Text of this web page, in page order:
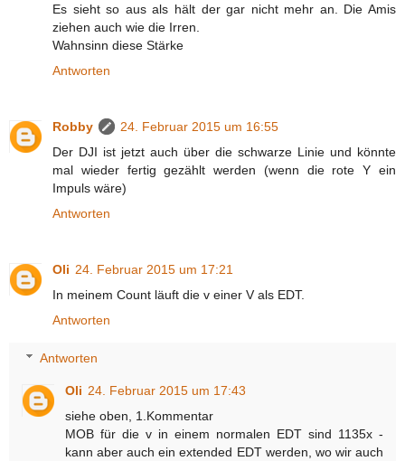
Es sieht so aus als hält der gar nicht mehr an. Die Amis
ziehen auch wie die Irren.
Wahnsinn diese Stärke
Antworten
Robby
24. Februar 2015 um 16:55
Der DJI ist jetzt auch über die schwarze Linie und könnte
mal wieder fertig gezählt werden (wenn die rote Y ein
Impuls wäre)
Antworten
Oli 24. Februar 2015 um 17:21
In meinem Count läuft die v einer V als EDT.
Antworten
Antworten
Oli 24. Februar 2015 um 17:43
siehe oben, 1.Kommentar
MOB für die v in einem normalen EDT sind 1135x -
kann aber auch ein extended EDT werden, wo wir auch